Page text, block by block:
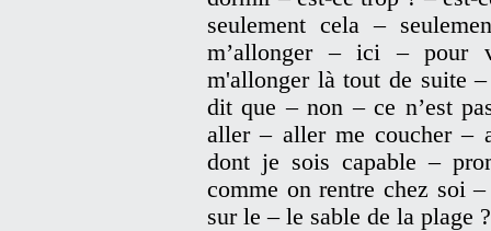
seulement cela –
m’allonger – ici – pour
m'allonger là tout de suite
dit que – non – ce n’est
aller – aller me coucher –
dont je sois capable –
comme on rentre chez soi
sur le – le sable de la plage